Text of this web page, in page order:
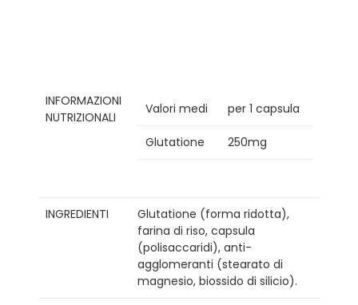
INFORMAZIONI
NUTRIZIONALI
Valori medi per 1 capsula
Glutatione 250mg
INGREDIENTI
Glutatione (forma ridotta),
farina di riso, capsula
(polisaccaridi), anti-
agglomeranti (stearato di
magnesio, biossido di silicio).